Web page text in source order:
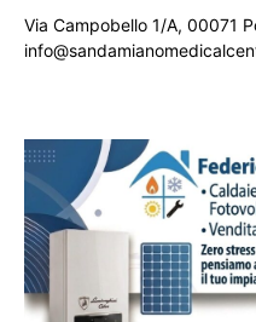
Via Campobello 1/A, 00071